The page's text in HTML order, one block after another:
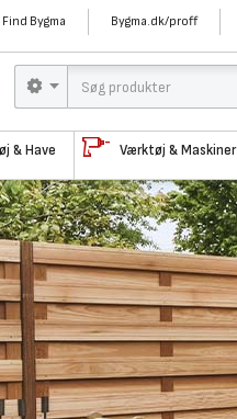
Find Bygma Bygma.dk/proff
& Have Værktøj & Maskiner